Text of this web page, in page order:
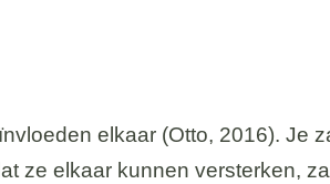
elkaar (Otto, 2016). Je
ze elkaar kunnen versterken, zal